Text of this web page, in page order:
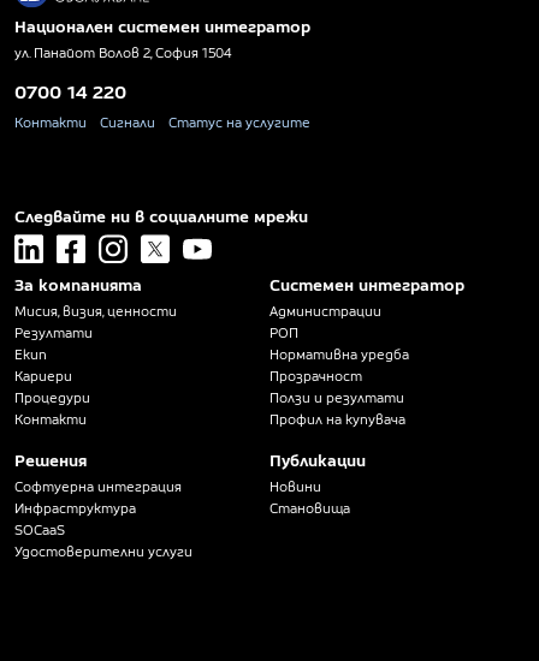
Национален системен интегратор
ул. Панайот Волов 2, София 1504
0700 14 220
Контакти Сигнали Статус на услугите
Следвайте ни в социалните мрежи
linkedin facebookinstagram
x youtube
За компанията
Мисия, визия, ценности
Резултати
Екип
Кариери
Процедури
Контакти
Решения
Софтуерна интеграция
Инфраструктура
SOCaaS
Удостоверителни услуги
Системен интегратор
Администрации
РОП
Нормативна уредба
Прозрачност
Ползи и резултати
Профил на купувача
Публикации
Новини
Становища